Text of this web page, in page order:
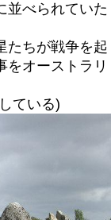
並べられていた
たちが戦争を起
をオーストラリ
ている)